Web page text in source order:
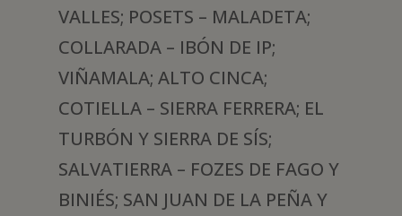
VALLES; POSETS – MALADETA;
COLLARADA – IBÓN DE IP;
VIÑAMALA; ALTO CINCA;
COTIELLA – SIERRA FERRERA; EL
TURBÓN Y SIERRA DE SÍS;
SALVATIERRA – FOZES DE FAGO Y
BINIÉS; SAN JUAN DE LA PEÑA Y